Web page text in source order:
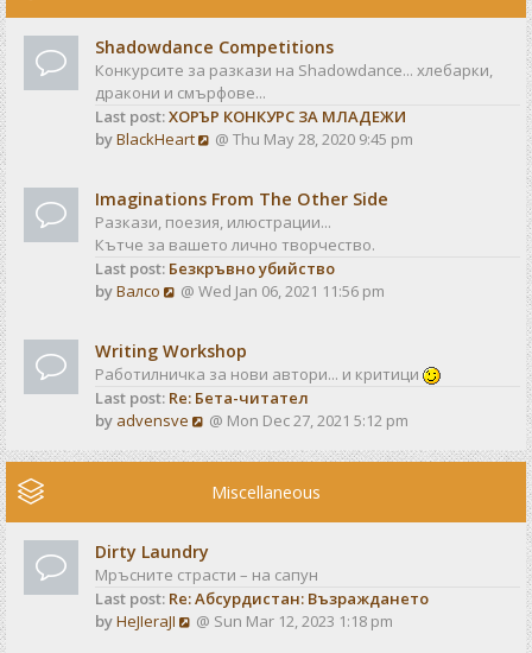
o
s
t
e
l
a
t
e
p
o
s
t
Shadowdance Competitions
Конкурсите за разкази на Shadowdance... хлебарки,
дракони и смърфове...
Last post:ХОРЪР КОНКУРС ЗА МЛАДЕЖИ
byBlackHeart
V
w
t
h
e
l
e
s
t
p
o
t
@ Thu May 28, 2020 9:45 pm
Imaginations From The Other Side
Разкази, поезия, илюстрации...
Кътче за вашето лично творчество.
Last post: Безкръвно убийство
byВалсо
V
w
t
h
e
l
t
p
o
s
@ Wed Jan 06, 2021 11:56 pm
Writing Workshop
Работилничка за нови автори... и критици
Last post: Re: Бета-читател
by advensve
V
e
w
e
l
a
t
@ Mon Dec 27, 2021 5:12 pm
Miscellaneous
Dirty Laundry
Мръсните страсти – на сапун
Last post: Re: Абсурдистан: Възраждането
byHeJIeraJI
V@ Sun Mar 12, 2023 1:18 pm